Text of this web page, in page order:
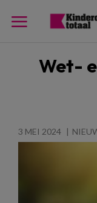
Wet-
3 MEI 2024